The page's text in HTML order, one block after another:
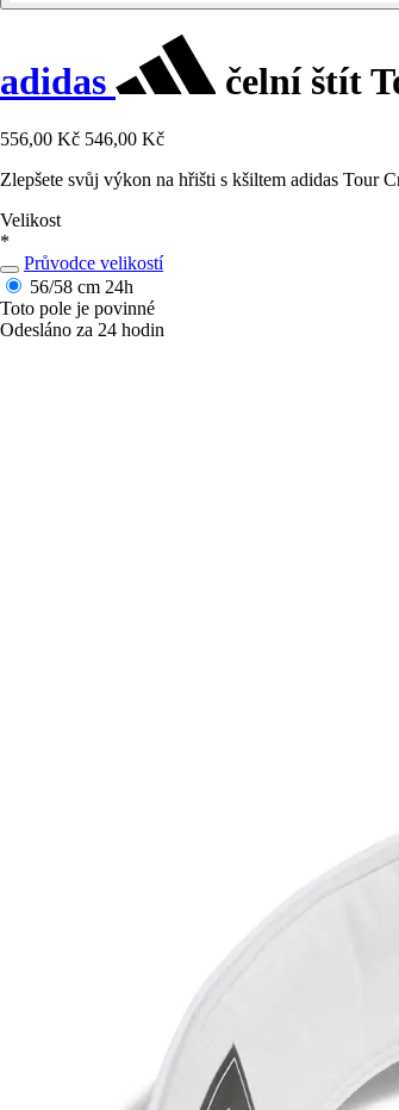
adidas čelní štít
556,00 Kč 546,00 Kč
Zlepšete svůj výkon na hřišti s kšiltem adidas Tour
Velikost
*
Průvodce velikostí
56/58 cm 24h
Toto pole je povinné
Odesláno za 24 hodin